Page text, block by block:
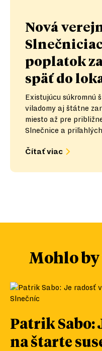
Nová
poplatok
späť do
Existujúcu súkromnú
viladomy aj štátne
miesto až pre
Slnečnice a
Čítať viac
Mohlo
Patrik Sabo:
na štarte